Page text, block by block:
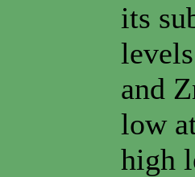
its
and
low
high